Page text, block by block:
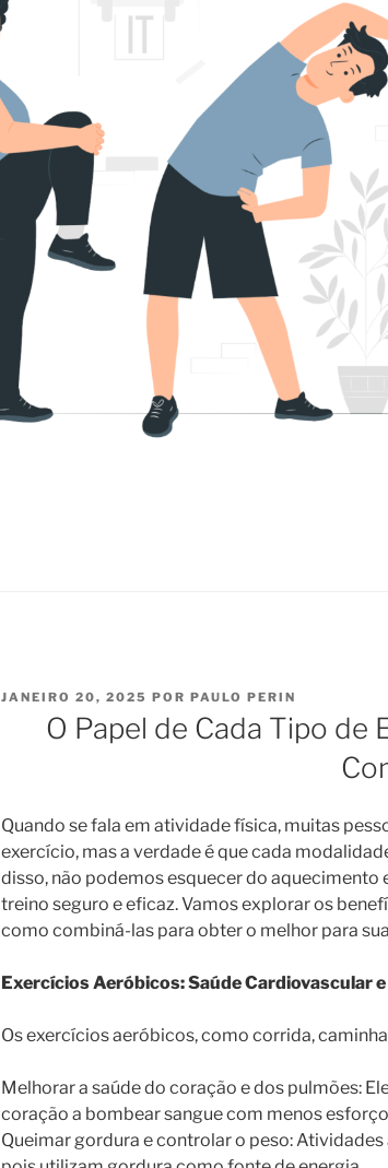
PUBLICADO
JANEIRO 20, 2025 POR PAULO PERIN
O Papel de Cada Tipo de
Quando se fala em atividade física, muitas
exercício, mas a verdade é que cada
disso, não podemos esquecer do
treino seguro e eficaz. Vamos explorar os
como combiná-las para obter o melhor para
Exercícios Aeróbicos: Saúde Cardiovascular
Os exercícios aeróbicos, como corrida,
Melhorar a saúde do coração e dos pulmões:
coração a bombear sangue com menos
Queimar gordura e controlar o peso: